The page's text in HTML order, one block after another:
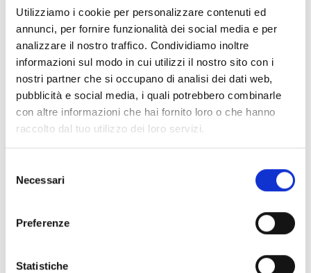
Utilizziamo i cookie per personalizzare contenuti ed
annunci, per fornire funzionalità dei social media e per
analizzare il nostro traffico. Condividiamo inoltre
informazioni sul modo in cui utilizzi il nostro sito con i
nostri partner che si occupano di analisi dei dati web,
pubblicità e social media, i quali potrebbero combinarle
con altre informazioni che hai fornito loro o che hanno
raccolto dal tuo utilizzo dei loro servizi.
delNecessari
Preferenze
Statistiche